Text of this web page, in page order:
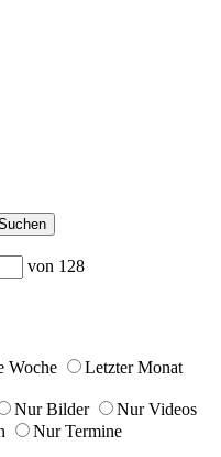
von 128
Woche
Letzter Monat
Nur Bilder
Nur Videos
Nur Termine